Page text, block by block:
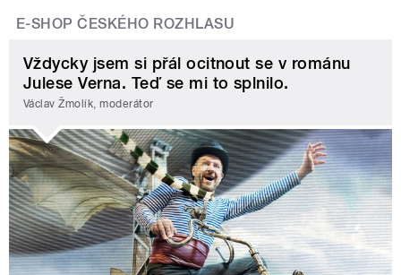
E-SHOP ČESKÉHO ROZHLASU
Vždycky jsem si přál ocitnout se v románu
Julese Verna. Teď se mi to splnilo.
Václav Žmolík, moderátor